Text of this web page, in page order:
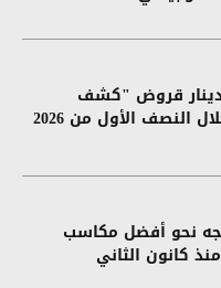
دينار قروض "كشف
النصف الأول من 2026
نحو أفضل مكاسب
كانون الثاني